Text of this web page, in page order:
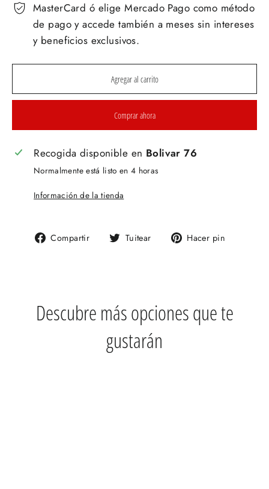
MasterCard ó elige Mercado Pago como método
de pago y accede también a meses sin intereses
y beneficios exclusivos.
Agregar al carrito
Comprar ahora
Recogida disponible en Bolivar 76
Normalmente está listo en 4 horas
Información de la tienda
Compartir
Compartir
Tuitear
TuitearHacer pin
Descubre más opciones que te
gustarán